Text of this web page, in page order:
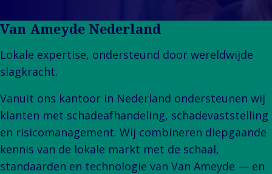
Risico
Management
Waarderingen
&
Industrie &
Energie
Consumenten
Publiek &
Institutioneel
Technologie
Connectiviteit
Ons
Leiderschap
Klant
en Bedrijven
Evenementen
Van Ameyde Nederland
Lokale expertise, ondersteund door wereldwijde
slagkracht.
Vanuit ons kantoor in Nederland ondersteunen wij
klanten met schadeafhandeling, schadevaststelling
en risicomanagement. Wij combineren diepgaande
kennis van de lokale markt met de schaal,
standaarden en technologie van Van Ameyde — en